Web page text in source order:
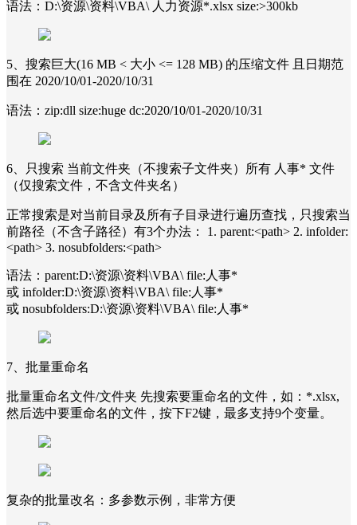
语法：D:\资源\资料\VBA\ 人力资源*.xlsx size:>300kb
5、搜索巨大(16 MB < 大小 <= 128 MB) 的压缩文件 且日期范
围在 2020/10/01-2020/10/31
语法：zip:dll size:huge dc:2020/10/01-2020/10/31
6、只搜索 当前文件夹（不搜索子文件夹）所有 人事* 文件
（仅搜索文件，不含文件夹名）
正常搜索是对当前目录及所有子目录进行遍历查找，只搜索当
前路径（不含子路径）有3个办法： 1. parent:<path> 2. infolder:
<path> 3. nosubfolders:<path>
语法：parent:D:\资源\资料\VBA\ file:人事*
或 infolder:D:\资源\资料\VBA\ file:人事*
或 nosubfolders:D:\资源\资料\VBA\ file:人事*
7、批量重命名
批量重命名文件/文件夹 先搜索要重命名的文件，如：*.xlsx,
然后选中要重命名的文件，按下F2键，最多支持9个变量。
复杂的批量改名：多参数示例，非常方便